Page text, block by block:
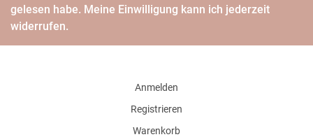
gelesen habe. Meine Einwilligung kann ich jederzeit
widerrufen.
Anmelden
Registrieren
Warenkorb